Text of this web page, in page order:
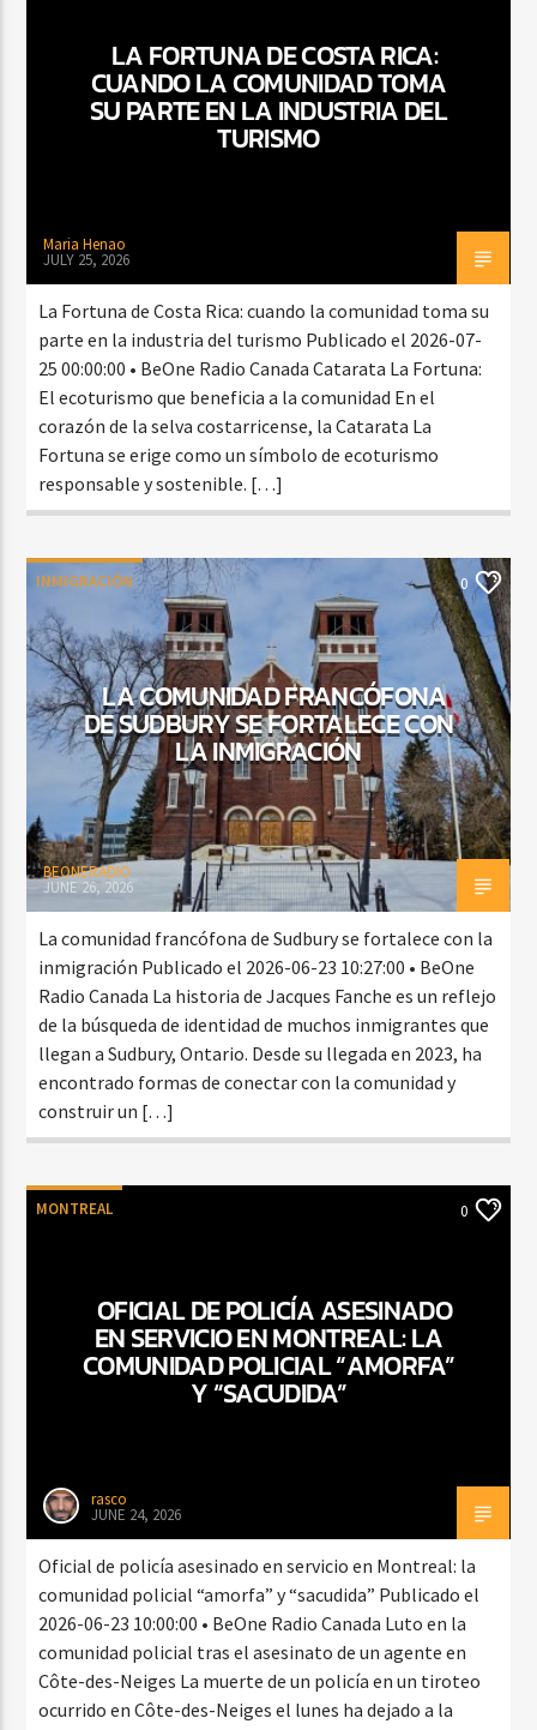
CURRENT SHOW
VIBRAS TROPICALES
LA FORTUNA DE COSTA RICA:
CUANDO LA COMUNIDAD TOMA
SU PARTE EN LA INDUSTRIA DEL
TURISMO
Maria Henao
JULY 25, 2026
La Fortuna de Costa Rica: cuando la comunidad toma su
parte en la industria del turismo Publicado el 2026-07-
25 00:00:00 • BeOne Radio Canada Catarata La Fortuna:
El ecoturismo que beneficia a la comunidad En el
corazón de la selva costarricense, la Catarata La
Fortuna se erige como un símbolo de ecoturismo
responsable y sostenible. […]
INMIGRACIÓN 0
LA COMUNIDAD FRANCÓFONA
DE SUDBURY SE FORTALECE CON
LA INMIGRACIÓN
BEONERADIO
JUNE 26, 2026
La comunidad francófona de Sudbury se fortalece con la
inmigración Publicado el 2026-06-23 10:27:00 • BeOne
Radio Canada La historia de Jacques Fanche es un reflejo
de la búsqueda de identidad de muchos inmigrantes que
llegan a Sudbury, Ontario. Desde su llegada en 2023, ha
encontrado formas de conectar con la comunidad y
construir un […]
MONTREAL 0
OFICIAL DE POLICÍA ASESINADO
EN SERVICIO EN MONTREAL: LA
COMUNIDAD POLICIAL “AMORFA”
Y “SACUDIDA”
rasco
JUNE 24, 2026
Oficial de policía asesinado en servicio en Montreal: la
comunidad policial “amorfa” y “sacudida” Publicado el
2026-06-23 10:00:00 • BeOne Radio Canada Luto en la
comunidad policial tras el asesinato de un agente en
Côte-des-Neiges La muerte de un policía en un tiroteo
ocurrido en Côte-des-Neiges el lunes ha dejado a la